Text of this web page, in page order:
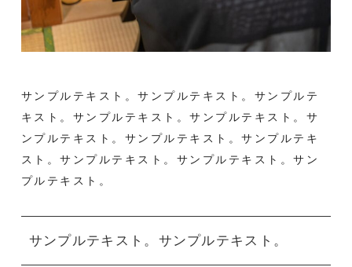
サンプルテキスト。サンプルテキスト。サンプルテ
キスト。サンプルテキスト。サンプルテキスト。サ
ンプルテキスト。サンプルテキスト。サンプルテキ
スト。サンプルテキスト。サンプルテキスト。サン
プルテキスト。
サンプルテキスト。サンプルテキスト。